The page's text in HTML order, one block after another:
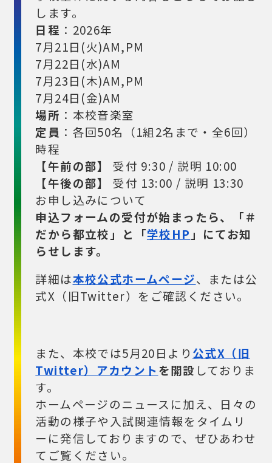
します。
日程 ：2026年
7月21日(火)AM,PM
7月22日(水)AM
7月23日(木)AM,PM
7月24日(金)AM
場所 ：本校音楽室
定員 ：各回50名（1組2名まで・全6回）
時程
【午前の部】
受付 9:30 / 説明 10:00
【午後の部】
受付 13:00 / 説明 13:30
お申し込みについて
申込フォームの受付が始まったら、「＃
だから都立校」と「学校HP 」にてお知
らせします。
詳細は本校公式ホームページ、または公
式X（旧Twitter）をご確認ください。
また、本校では5月20日より 公式X（旧
Twitter）アカウントを開設 しておりま
す。
ホームページのニュースに加え、日々の
活動の様子や入試関連情報をタイムリ
ーに発信しておりますので、ぜひあわせ
てご覧ください。